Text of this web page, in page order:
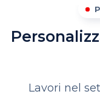
Lavori nel